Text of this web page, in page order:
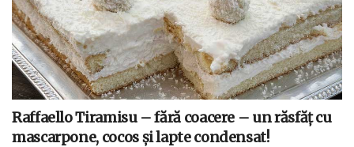
Raffaello Tiramisu – fără coacere – un răsfăț cu
mascarpone, cocos și lapte condensat!